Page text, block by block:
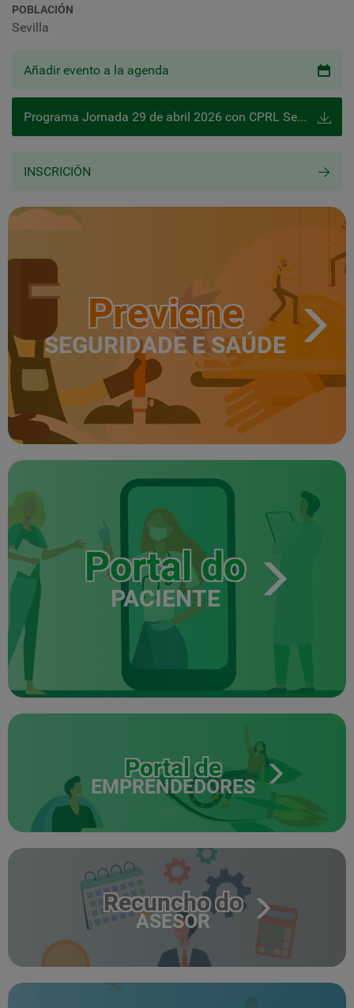
POBLACIÓN
Sevilla
Añadir evento a la agenda
Programa Jornada 29 de abril 2026 con CPRL Sevilla
INSCRICIÓN
Previene
SEGURIDADE E SAÚDE
Portal do
PACIENTE
Portal de
EMPRENDEDORES
Recuncho do
ASESOR